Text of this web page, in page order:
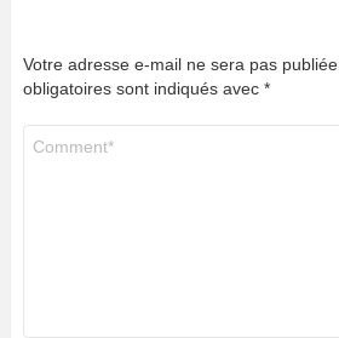
Votre adresse e-mail ne sera pas publiée.
obligatoires sont indiqués avec *